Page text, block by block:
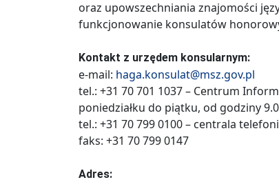
oraz upowszechniania znajomości
funkcjonowanie konsulatów
Kontakt z urzędem konsularnym:
e-mail: haga.konsulat@msz.gov.pl
tel.: +31 70 701 1037 – Centrum
poniedziałku do piątku, od godziny
tel.: +31 70 799 0100 – centrala
faks: +31 70 799 0147
Adres: